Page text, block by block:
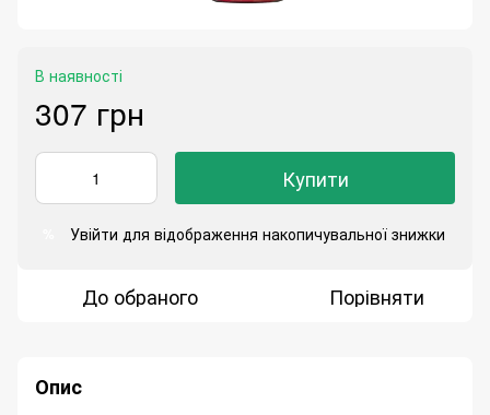
В наявності
307 грн
Купити
Увійти для відображення накопичувальної знижки
До обраного Порівняти
Опис